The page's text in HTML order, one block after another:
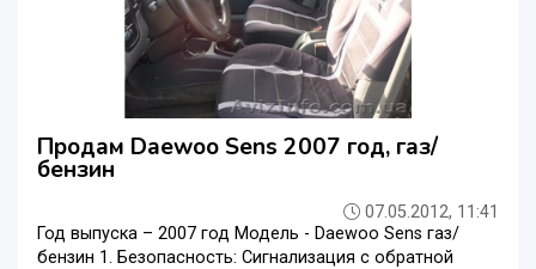
Продам Daewoo Sens 2007 год, газ/
бензин
07.05.2012, 11:41
Год выпуска – 2007 год Модель - Daewoo Sens газ/
бензин 1. Безопасность: Сигнализация с обратной